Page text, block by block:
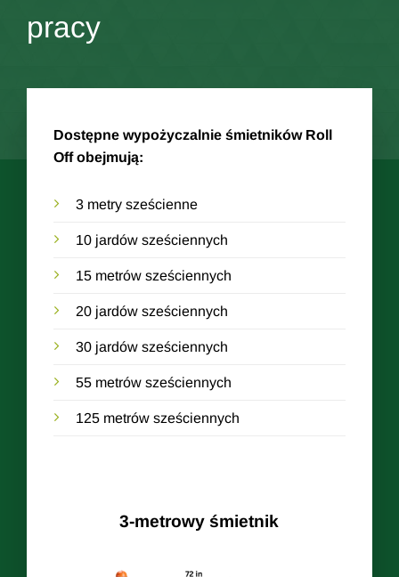
pracy
Dostępne wypożyczalnie śmietników Roll
Off obejmują:
3 metry sześcienne
10 jardów sześciennych
15 metrów sześciennych
20 jardów sześciennych
30 jardów sześciennych
55 metrów sześciennych
125 metrów sześciennych
3-metrowy śmietnik